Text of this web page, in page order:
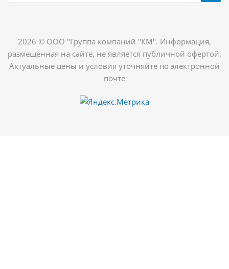
2026 © ООО "Группа компаний "КМ". Информация,
размещённая на сайте, не является публичной офертой.
Актуальные цены и условия уточняйте по электронной
почте